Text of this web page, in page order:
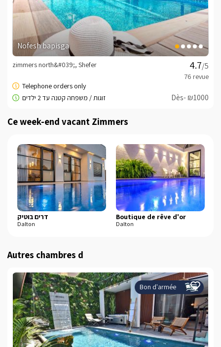
המתחם הינו לזוגות בלבד!
Booking Conditions -cliquez ici
minisite_owner_instant
Cordialement, Inbal -
Nofesh bapisga
/5
zimmers north&#039;, Shefer
Dès- ₪1000
Ce week-end vacant Zimmers
דרים בוטיק
Dalton
Boutique de rêve d'or
Dalton
Autres chambres d
Bon d'armée